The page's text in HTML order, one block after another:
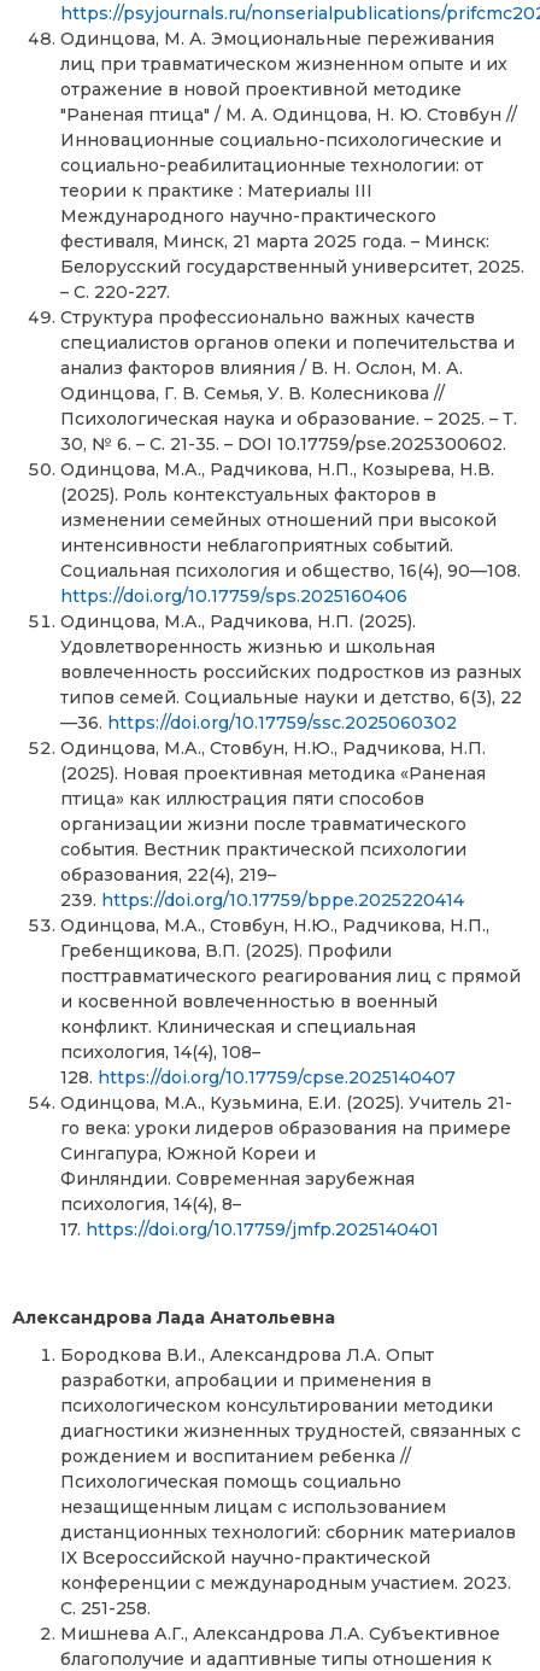
https://psyjournals.ru/nonserialpublications/
Одинцова, М. А. Эмоциональные переживания
лиц при травматическом жизненном опыте и их
отражение в новой проективной методике
"Раненая птица" / М. А. Одинцова, Н. Ю. Стовбун //
Инновационные социально-психологические и
социально-реабилитационные технологии: от
теории к практике : Материалы III
Международного научно-практического
фестиваля, Минск, 21 марта 2025 года. – Минск:
Белорусский государственный университет, 2025.
– С. 220-227.
Структура профессионально важных качеств
специалистов органов опеки и попечительства и
анализ факторов влияния / В. Н. Ослон, М. А.
Одинцова, Г. В. Семья, У. В. Колесникова //
Психологическая наука и образование. – 2025. – Т.
30, № 6. – С. 21-35. – DOI 10.17759/pse.2025300602.
Одинцова, М.А., Радчикова, Н.П., Козырева, Н.В.
(2025). Роль контекстуальных факторов в
изменении семейных отношений при высокой
интенсивности неблагоприятных событий.
Социальная психология и общество, 16(4), 90—108.
https://doi.org/10.17759/sps.2025160406
Одинцова, М.А., Радчикова, Н.П. (2025).
Удовлетворенность жизнью и школьная
вовлеченность российских подростков из разных
типов семей. Социальные науки и детство, 6(3), 22
—36. https://doi.org/10.17759/ssc.2025060302
Одинцова, М.А., Стовбун, Н.Ю., Радчикова, Н.П.
(2025). Новая проективная методика «Раненая
птица» как иллюстрация пяти способов
организации жизни после травматического
события. Вестник практической психологии
образования, 22(4), 219–
239. https://doi.org/10.17759/bppe.2025220414
Одинцова, М.А., Стовбун, Н.Ю., Радчикова, Н.П.,
Гребенщикова, В.П. (2025). Профили
посттравматического реагирования лиц с прямой
и косвенной вовлеченностью в военный
конфликт. Клиническая и специальная
психология, 14(4), 108–
128. https://doi.org/10.17759/cpse.2025140407
Одинцова, М.А., Кузьмина, Е.И. (2025). Учитель 21-
го века: уроки лидеров образования на примере
Сингапура, Южной Кореи и
Финляндии. Современная зарубежная
психология, 14(4), 8–
17. https://doi.org/10.17759/jmfp.2025140401
Александрова Лада Анатольевна
Бородкова В.И., Александрова Л.А. Опыт
разработки, апробации и применения в
психологическом консультировании методики
диагностики жизненных трудностей, связанных с
рождением и воспитанием ребенка //
Психологическая помощь социально
незащищенным лицам с использованием
дистанционных технологий: сборник материалов
IX Всероссийской научно-практической
конференции с международным участием. 2023.
С. 251-258.
Мишнева А.Г., Александрова Л.А. Субъективное
благополучие и адаптивные типы отношения к